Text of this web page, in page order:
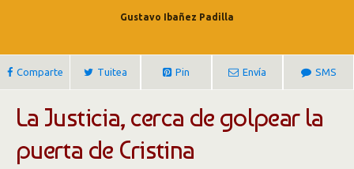
Gustavo Ibañez Padilla
Comparte Tuitea Pin Envía SMS
La Justicia, cerca de golpear la
puerta de Cristina